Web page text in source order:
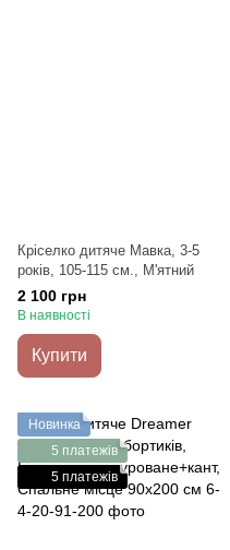
Кріселко дитяче Мавка, 3-5
років, 105-115 см., М'ятний
2 100 грн
В наявності
Купити
Новинка
5 платежів
5 платежів